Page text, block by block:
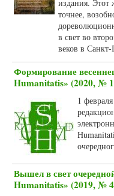
издания. Этот
точнее,
в свет во
веков в Санкт-
Формирование
Humanitatis» (2020, №
1
Вышел в свет
Humanitatis» (2019, №